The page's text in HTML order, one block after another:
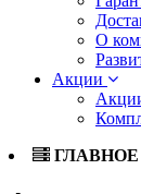
О
Акции